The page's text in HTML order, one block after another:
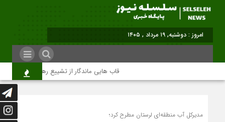
امروز : دوشنبه, ۱۹ مرداد , ۱۴۰۵
قاب هایی ماندگار از تشییع رهبر شهید در تهران
مدیرکل آب منطقه‌ای لرستان مطرح کرد؛